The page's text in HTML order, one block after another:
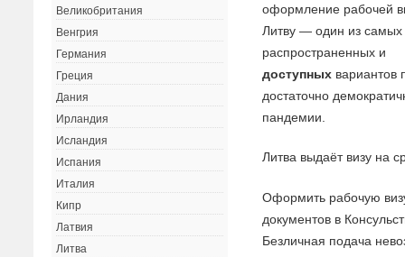
оформление рабочей
Литву — один из самых
распространенных и
доступных вариантов
достаточно
пандемии.
Литва выдаёт визу на
Оформить рабочую
документов в
Безличная подача
Великобритания
Венгрия
Германия
Греция
Дания
Ирландия
Исландия
Испания
Италия
Кипр
Латвия
Литва